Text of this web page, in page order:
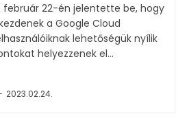
február 22-én jelentette be, hogy
a Google Cloud
lehetőségük nyílik
helyezzenek el...
2023.02.24.